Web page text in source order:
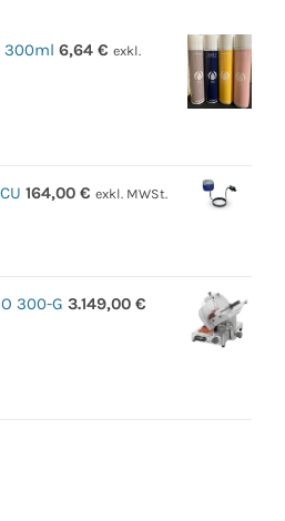
300ml 6,64 € exkl.
164,00 € exkl. MWSt.
300-G 3.149,00 €